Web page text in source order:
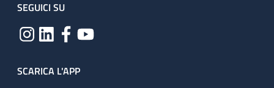
SEGUICI SU
SCARICA L'APP